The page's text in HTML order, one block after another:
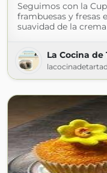
Seguimos con la
frambuesas y fresas
suavidad de la
La Cocina de